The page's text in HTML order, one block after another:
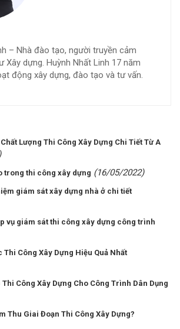
– Nhà đào tạo, người truyền cảm
Xây dựng. Huỳnh Nhất Linh 17 năm
động xây dựng, đào tạo và tư vấn.
Lượng Thi Công Xây Dựng Chi Tiết Từ A
trong thi công xây dựng (16/05/2022)
giám sát xây dựng nhà ở chi tiết
vụ giám sát thi công xây dựng công trình
Thi Công Xây Dựng Hiệu Quả Nhất
Công Xây Dựng Cho Công Trình Dân Dụng
Thu Giai Đoạn Thi Công Xây Dựng?